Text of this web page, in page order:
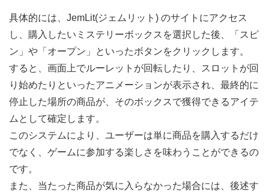
具体的には、JemLit(ジェムリット) のサイトにアクセス
し、購入したいミステリーボックスを選択した後、「スピ
ン」や「オープン」といったボタンをクリックします。
すると、画面上でルーレットが回転したり、スロットが回
り始めたりといったアニメーションが表示され、最終的に
停止した場所の商品が、そのボックスで獲得できるアイテ
ムとして確定します。
このシステムにより、ユーザーは単に商品を購入するだけ
でなく、ゲームに参加する楽しさを味わうことができるの
です。
また、当たった商品が気に入らなかった場合には、後述す